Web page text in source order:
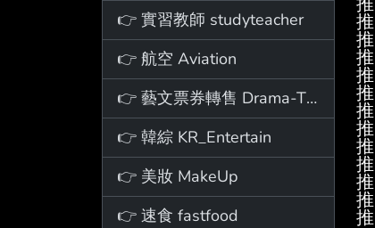
👉 實習教師 studyteacher
👉 航空 Aviation
👉 藝文票券轉售 Drama-Ticket
👉 韓綜 KR_Entertain
👉 美妝 MakeUp
👉 速食 fastfood
推
推
推
推
推
推
推
推
推
推
推
推